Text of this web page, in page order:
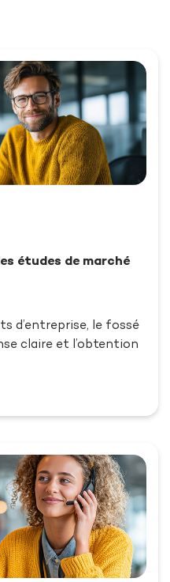
études de marché
d’entreprise, le fossé
claire et l’obtention